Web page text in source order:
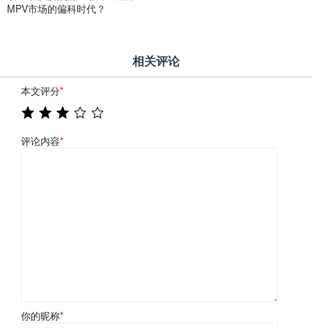
MPV市场的偏科时代？
相关评论
本文评分*
评论内容*
你的昵称*